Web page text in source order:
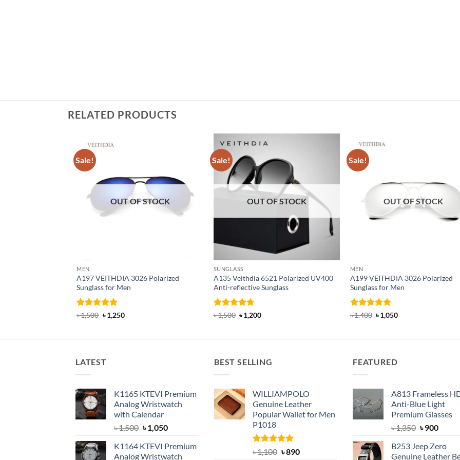
RELATED PRODUCTS
Sale!
OUT OF STOCK
MEN
A197 VEITHDIA 3026 Polarized
Sunglass for Men
Rated 4.82
৳1,500 Original
price
৳1,250Current
Sale!
OUT OF STOCK
SUNGLASS
A135 Veithdia 6521 Polarized UV400
Anti-reflective Sunglass
Rated 4.75
৳1,500 Original
price
৳1,200Current
Sale!
OUT OF STOCK
MEN
A199 VEITHDIA 3026 Polarized
Sunglass for Men
Rated 4.83
৳1,400 Original
price
৳1,050Current
LATEST
K1165 KTEVI Premium
Analog Wristwatch
with Calendar
৳1,500 Original
was:
৳1,050Current
is:
K1164 KTEVI Premium
Analog Wristwatch
BEST SELLING
WILLIAMPOLO
Genuine Leather
Popular Wallet for Men
P1018
Rated5.00
out of 5
৳1,100 Original
৳890Current
FEATURED
A813 Frameless
Anti-Blue Light
Premium Glasses
৳1,350 Original
was:
৳900
is:
B253 Jeep Zero
Genuine Leather